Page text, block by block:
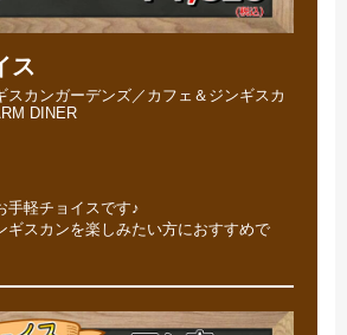
ス
スカンガーデンズ／カフェ＆ジンギスカ
DINER
手軽チョイスです♪
ギスカンを楽しみたい方におすすめで